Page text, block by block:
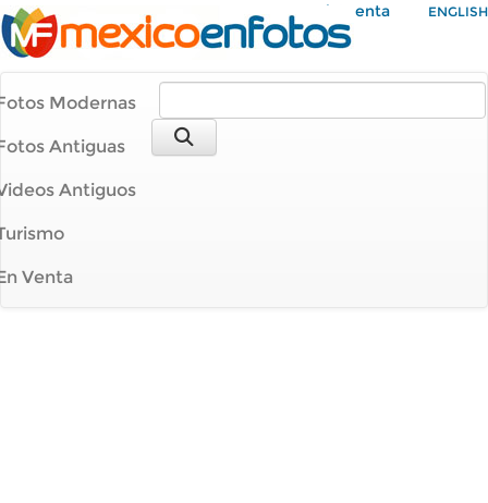
Mi Cuenta ENGLISH
Modernas
Antiguas
Antiguos
Venta